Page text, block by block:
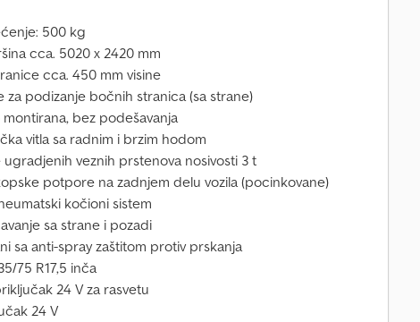
500 kg
cca. 5020 x 2420 mm
cca. 450 mm visine
podizanje bočnih stranica (sa strane)
bez podešavanja
vitla sa radnim i brzim hodom
veznih prstenova nosivosti 3 t
potpore na zadnjem delu vozila (pocinkovane)
kočioni sistem
sa strane i pozadi
sa anti-spray zaštitom protiv prskanja
75 R17,5 inča
24 V za rasvetu
24 V